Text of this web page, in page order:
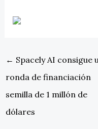
← Spacely AI consigue
ronda de financiación
semilla de 1 millón de
dólares